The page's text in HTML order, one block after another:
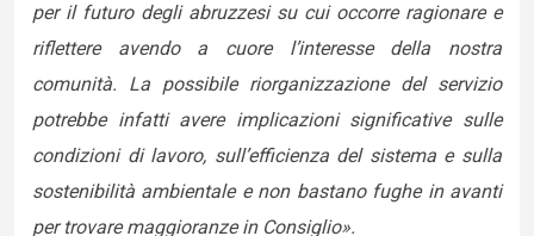
per il futuro degli abruzzesi su cui occorre ragionare e
riflettere avendo a cuore l’interesse della nostra
comunità. La possibile riorganizzazione del servizio
potrebbe infatti avere implicazioni significative sulle
condizioni di lavoro, sull’efficienza del sistema e sulla
sostenibilità ambientale e non bastano fughe in avanti
per trovare maggioranze in Consiglio».